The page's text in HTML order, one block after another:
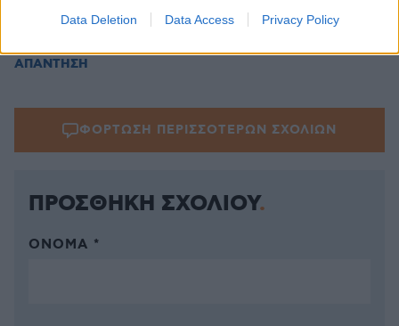
Data Deletion Data Access Privacy Policy
?), καλό να έκανε και έναν έλεγχο πόθεν έσχες σε
ΑΠΑΝΤΗΣΗ
ΦΟΡΤΩΣΗ ΠΕΡΙΣΣΟΤΕΡΩΝ ΣΧΟΛΙΩΝ
ΠΡΟΣΘΗΚΗ ΣΧΟΛΙΟΥ
ΌΝΟΜΑ *